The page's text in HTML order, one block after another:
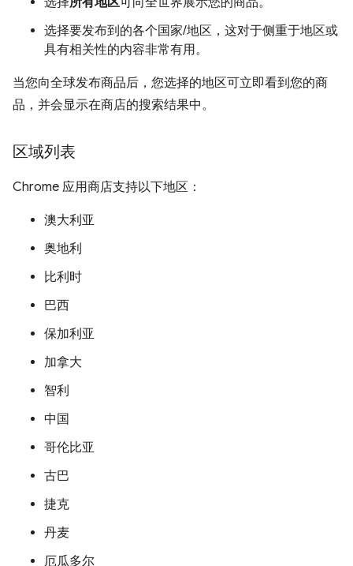
选择要发布到的各个国家/地区，这对于侧重于地区或
具有相关性的内容非常有用。
当您向全球发布商品后，您选择的地区可立即看到您的商
品，并会显示在商店的搜索结果中。
区域列表
Chrome 应用商店支持以下地区：
澳大利亚
奥地利
比利时
巴西
保加利亚
加拿大
智利
中国
哥伦比亚
古巴
捷克
丹麦
厄瓜多尔